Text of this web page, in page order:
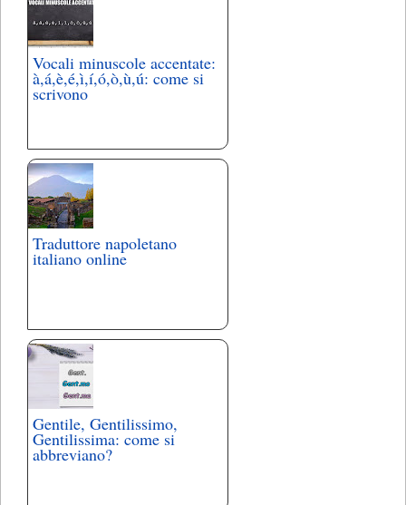
Vocali minuscole accentate:
à,á,è,é,ì,í,ó,ò,ù,ú: come si
scrivono
Traduttore napoletano
italiano online
Gentile, Gentilissimo,
Gentilissima: come si
abbreviano?